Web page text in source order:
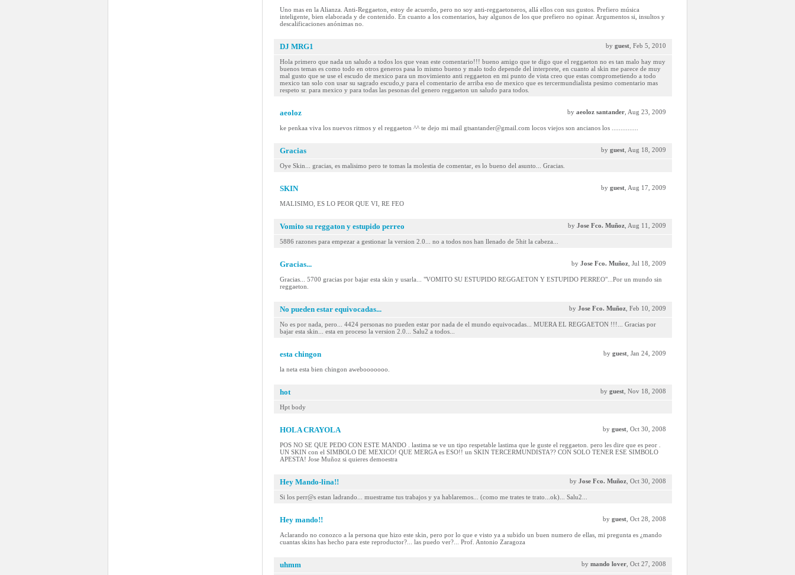
Uno mas en la Alianza. Anti-Reggaeton, estoy de acuerdo, pero no soy anti-reggaetoneros, allá ellos con sus gustos. Prefiero música
inteligente, bien elaborada y de contenido. En cuanto a los comentarios, hay algunos de los que prefiero no opinar. Argumentos si, insultos y
descalificaciones anónimas no.
DJ MRG1 by guest , Feb 5, 2010
Hola primero que nada un saludo a todos los que vean este comentario!!! bueno amigo que te digo que el reggaeton no es tan malo hay muy
buenos temas es como todo en otros generos pasa lo mismo bueno y malo todo depende del interprete, en cuanto al skin me parece de muy
mal gusto que se use el escudo de mexico para un movimiento anti reggaeton en mi punto de vista creo que estas comprometiendo a todo
mexico tan solo con usar su sagrado escudo,y para el comentario de arriba eso de mexico que es tercermundialista pesimo comentario mas
respeto sr. para mexico y para todas las pesonas del genero reggaeton un saludo para todos.
aeoloz by aeoloz santander , Aug 23, 2009
ke penkaa viva los nuevos ritmos y el reggaeton ^^ te dejo mi mail gtsantander@gmail.com locos viejos son ancianos los ...............
Gracias by guest , Aug 18, 2009
Oye Skin... gracias, es malisimo pero te tomas la molestia de comentar, es lo bueno del asunto... Gracias.
SKIN by guest , Aug 17, 2009
MALISIMO, ES LO PEOR QUE VI, RE FEO
Vomito su reggaton y estupido perreo by Jose Fco. Muñoz , Aug 11, 2009
5886 razones para empezar a gestionar la version 2.0... no a todos nos han llenado de 5hit la cabeza...
Gracias... by Jose Fco. Muñoz , Jul 18, 2009
Gracias... 5700 gracias por bajar esta skin y usarla... "VOMITO SU ESTUPIDO REGGAETON Y ESTUPIDO PERREO"...Por un mundo sin
reggaeton.
No pueden estar equivocadas... by Jose Fco. Muñoz , Feb 10, 2009
No es por nada, pero... 4424 personas no pueden estar por nada de el mundo equivocadas... MUERA EL REGGAETON !!!... Gracias por
bajar esta skin... esta en proceso la version 2.0... Salu2 a todos...
esta chingon by guest , Jan 24, 2009
la neta esta bien chingon awebooooooo.
hot by guest , Nov 18, 2008
Hpt body
HOLA CRAYOLA by guest , Oct 30, 2008
POS NO SE QUE PEDO CON ESTE MANDO . lastima se ve un tipo respetable lastima que le guste el reggaeton. pero les dire que es peor .
UN SKIN con el SIMBOLO DE MEXICO! QUE MERGA es ESO!! un SKIN TERCERMUNDISTA?? CON SOLO TENER ESE SIMBOLO
APESTA! Jose Muñoz si quieres demoestra
Hey Mando-lina!! by Jose Fco. Muñoz , Oct 30, 2008
Si los perr@s estan ladrando... muestrame tus trabajos y ya hablaremos... (como me trates te trato...ok)... Salu2...
Hey mando!! by guest , Oct 28, 2008
Aclarando no conozco a la persona que hizo este skin, pero por lo que e visto ya a subido un buen numero de ellas, mi pregunta es ¿mando
cuantas skins has hecho para este reproductor?... las puedo ver?... Prof. Antonio Zaragoza
uhmm by mando lover , Oct 27, 2008